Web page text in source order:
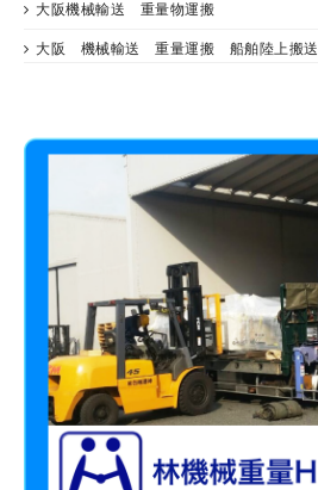
大阪機械輸送 重量物運搬
大阪 機械輸送 重量運搬 船舶陸上搬送